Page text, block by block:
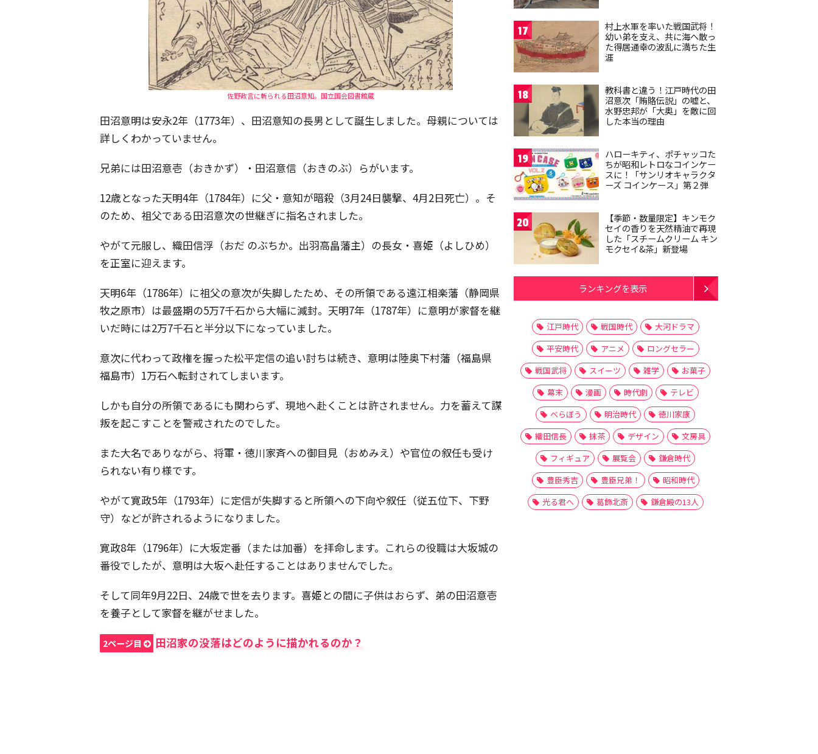
佐野政言に斬られる田沼意知。国立国会図書館蔵
田沼意明は安永2年（1773年）、田沼意知の長男として誕生しました。母親については
詳しくわかっていません。
兄弟には田沼意壱（おきかず）・田沼意信（おきのぶ）らがいます。
12歳となった天明4年（1784年）に父・意知が暗殺（3月24日襲撃、4月2日死亡）。そ
のため、祖父である田沼意次の世継ぎに指名されました。
やがて元服し、織田信浮（おだ のぶちか。出羽高畠藩主）の長女・喜姫（よしひめ）
を正室に迎えます。
天明6年（1786年）に祖父の意次が失脚したため、その所領である遠江相楽藩（静岡県
牧之原市）は最盛期の5万7千石から大幅に減封。天明7年（1787年）に意明が家督を継
いだ時には2万7千石と半分以下になっていました。
意次に代わって政権を握った松平定信の追い討ちは続き、意明は陸奥下村藩（福島県
福島市）1万石へ転封されてしまいます。
しかも自分の所領であるにも関わらず、現地へ赴くことは許されません。力を蓄えて謀
叛を起こすことを警戒されたのでした。
また大名でありながら、将軍・徳川家斉への御目見（おめみえ）や官位の叙任も受け
られない有り様です。
やがて寛政5年（1793年）に定信が失脚すると所領への下向や叙任（従五位下、下野
守）などが許されるようになりました。
寛政8年（1796年）に大坂定番（または加番）を拝命します。これらの役職は大坂城の
番役でしたが、意明は大坂へ赴任することはありませんでした。
そして同年9月22日、24歳で世を去ります。喜姫との間に子供はおらず、弟の田沼意壱
を養子として家督を継がせました。
2ページ目 田沼家の没落はどのように描かれるのか？
17
村上水軍を率いた戦国武将！
幼い弟を支え、共に海へ散っ
た得居通幸の波乱に満ちた生
涯
18
教科書と違う！江戸時代の田
沼意次「賄賂伝説」の嘘と、
水野忠邦が「大奥」を敵に回
した本当の理由
19
ハローキティ、ポチャッコた
ちが昭和レトロなコインケー
スに！「サンリオキャラクタ
ーズ コインケース」第２弾
20
【季節・数量限定】キンモク
セイの香りを天然精油で再現
した「スチームクリーム キン
モクセイ&茶」新登場
ランキングを表示
江戸時代 戦国時代
大河ドラマ
平安時代
アニメ
ロングセラー
戦国武将
スイーツ 雑学
お菓子
幕末
漫画 時代劇
テレビ
べらぼう
明治時代
徳川家康
織田信長
抹茶 デザイン
文房具
フィギュア
展覧会
鎌倉時代
豊臣秀吉
豊臣兄弟！
昭和時代
光る君へ
葛飾北斎 鎌倉殿の13人